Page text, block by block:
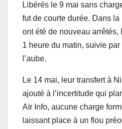
Libérés le 9 mai sans
fut de courte durée. Dans
ont été de nouveau arrêtés,
1 heure du matin, suivie
l’aube.
Le 14 mai, leur transfert à
ajouté à l’incertitude qui
Aïr Info, aucune charge
laissant place à un flou